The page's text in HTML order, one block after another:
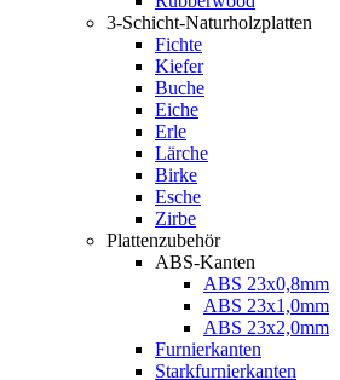
3-Schicht-Naturholzplatten
Fichte
Kiefer
Buche
Eiche
Erle
Lärche
Birke
Esche
Zirbe
Plattenzubehör
ABS-Kanten
ABS 23x0,8mm
ABS 23x1,0mm
ABS 23x2,0mm
Furnierkanten
Starkfurnierkanten